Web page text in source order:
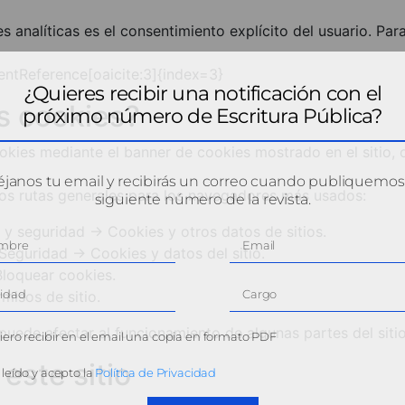
analíticas es el consentimiento explícito del usuario.
cookies?
mediante el banner de cookies mostrado en el sitio,
rutas generales para los navegadores más usados:
seguridad → Cookies y otros datos de sitios.
→ Cookies y datos del sitio.
cookies.
de sitio.
afectar al funcionamiento de algunas partes del
sitio
¿Quieres recibir una notificación con el
próximo número de Escritura Pública?
tu email y recibirás un correo cuando
siguiente número de la revista.
recibir en el email una copia en formato PDF
leído y acepto la Política de Privacidad